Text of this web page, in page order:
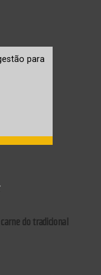
para
do tradicional